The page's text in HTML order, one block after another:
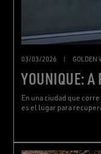
03/03/2026 GOLDEN
YOUNIQUE: A
En una ciudad que
es el lugar para